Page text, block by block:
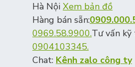
Hà Nội Xem bản đồ
Hàng bán sẵn:
0969.58.9900.Tư vấn
0904103345.
Chat: Kênh zalo công ty